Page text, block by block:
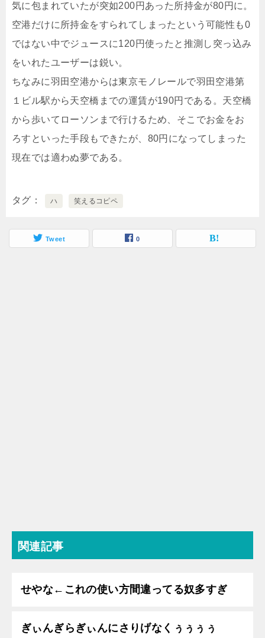
気に包まれていたが突如200円あった所持金が80円に。
空港だけに所持金をすられてしまったという可能性も0
ではない中でジュースに120円使ったと推測し突っ込み
をいれたユーザーは鋭い。
ちなみに羽田空港からは東京モノレールで羽田空港第
１ビル駅から天空橋までの運賃が190円である。天空橋
から歩いてローソンまで行けるため、そこでお金をお
ろすといった手段もできたが、80円になってしまった
現在では適わぬ夢である。
タグ ハ 笑えるコピペ
Tweet 0
関連記事
せやな←これの使い方間違ってる奴多すぎ
ぎぃんぎらぎぃんにさりげなくぅぅぅぅ